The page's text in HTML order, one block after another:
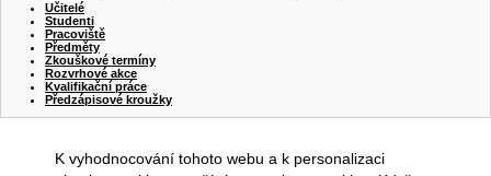
Učitelé
Studenti
Pracoviště
Předměty
Zkouškové termíny
Rozvrhové akce
Kvalifikační práce
Předzápisové kroužky
K vyhodnocování tohoto webu a k personalizaci